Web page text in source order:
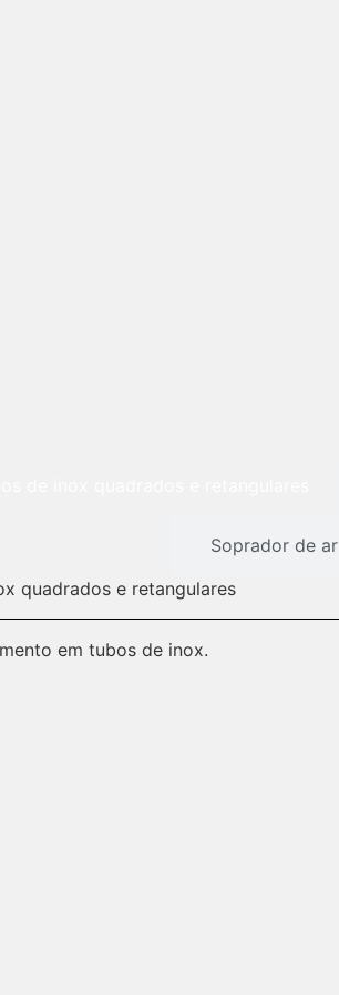
Soprador de ar
quadrados e retangulares
em tubos de inox.